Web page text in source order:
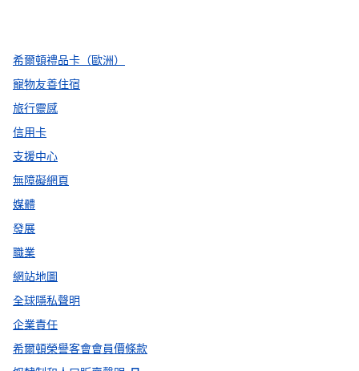
希爾頓禮品卡（歐洲）
寵物友善住宿
旅行靈感
信用卡
支援中心
無障礙網頁
媒體
發展
職業
網站地圖
全球隱私聲明
企業責任
希爾頓榮譽客會會員價條款